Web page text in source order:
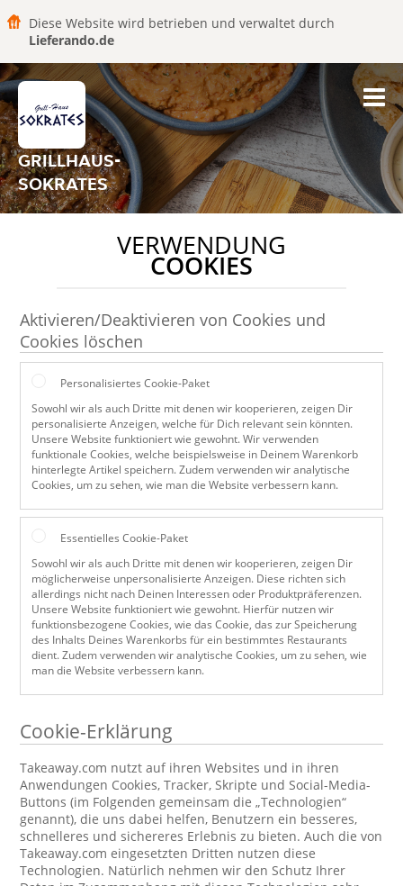
Diese Website wird betrieben und verwaltet durch
Lieferando.de
GRILLHAUS-
SOKRATES
VERWENDUNG
COOKIES
Aktivieren/Deaktivieren von Cookies und
Cookies löschen
Personalisiertes Cookie-Paket
Sowohl wir als auch Dritte mit denen wir kooperieren, zeigen Dir
personalisierte Anzeigen, welche für Dich relevant sein könnten.
Unsere Website funktioniert wie gewohnt. Wir verwenden
funktionale Cookies, welche beispielsweise in Deinem Warenkorb
hinterlegte Artikel speichern. Zudem verwenden wir analytische
Cookies, um zu sehen, wie man die Website verbessern kann.
Essentielles Cookie-Paket
Sowohl wir als auch Dritte mit denen wir kooperieren, zeigen Dir
möglicherweise unpersonalisierte Anzeigen. Diese richten sich
allerdings nicht nach Deinen Interessen oder Produktpräferenzen.
Unsere Website funktioniert wie gewohnt. Hierfür nutzen wir
funktionsbezogene Cookies, wie das Cookie, das zur Speicherung
des Inhalts Deines Warenkorbs für ein bestimmtes Restaurants
dient. Zudem verwenden wir analytische Cookies, um zu sehen, wie
man die Website verbessern kann.
Cookie-Erklärung
Takeaway.com nutzt auf ihren Websites und in ihren
Anwendungen Cookies, Tracker, Skripte und Social-Media-
Buttons (im Folgenden gemeinsam die „Technologien“
genannt), die uns dabei helfen, Benutzern ein besseres,
schnelleres und sichereres Erlebnis zu bieten. Auch die von
Takeaway.com eingesetzten Dritten nutzen diese
Technologien. Natürlich nehmen wir den Schutz Ihrer